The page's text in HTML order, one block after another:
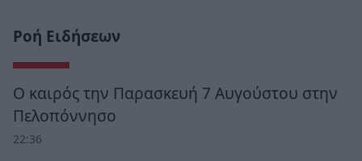
Ροή Ειδήσεων
Ο καιρός την Παρασκευή 7 Αυγούστου στην
Πελοπόννησο
22:36